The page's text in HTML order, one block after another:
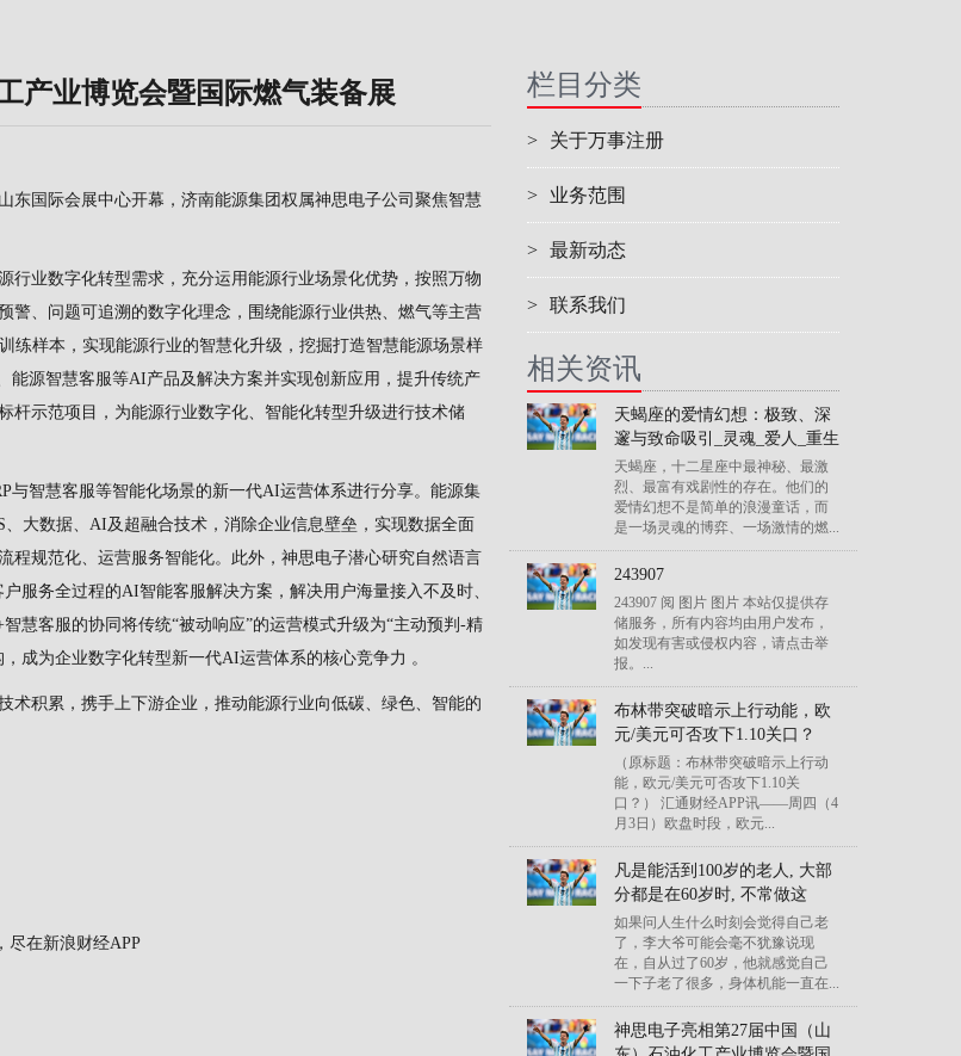
产业博览会暨国际燃气装备展
东国际会展中心开幕，济南能源集团权属神思电子公司聚焦智慧
业数字化转型需求，充分运用能源行业场景化优势，按照万物
警、问题可追溯的数字化理念，围绕能源行业供热、燃气等主营
练样本，实现能源行业的智慧化升级，挖掘打造智慧能源场景样
能源智慧客服等AI产品及解决方案并实现创新应用，提升传统产
杆示范项目，为能源行业数字化、智能化转型升级进行技术储
与智慧客服等智能化场景的新一代AI运营体系进行分享。能源集
大数据、AI及超融合技术，消除企业信息壁垒，实现数据全面
程规范化、运营服务智能化。此外，神思电子潜心研究自然语言
服务全过程的AI智能客服解决方案，解决用户海量接入不及时、
慧客服的协同将传统“被动响应”的运营模式升级为“主动预判-精
成为企业数字化转型新一代AI运营体系的核心竞争力 。
积累，携手上下游企业，推动能源行业向低碳、绿色、智能的
尽在新浪财经APP
栏目分类
> 关于万事注册
> 业务范围
> 最新动态
> 联系我们
相关资讯
天蝎座的爱情幻想：极致、深
邃与致命吸引_灵魂_爱人_重生
天蝎座，十二星座中最神秘、最激
烈、最富有戏剧性的存在。他们的
爱情幻想不是简单的浪漫童话，而
是一场灵魂的博弈、一场激情的燃...
243907
243907 阅 图片 图片 本站仅提供存
储服务，所有内容均由用户发布，
如发现有害或侵权内容，请点击举
报。...
布林带突破暗示上行动能，欧
元/美元可否攻下1.10关口？
（原标题：布林带突破暗示上行动
能，欧元/美元可否攻下1.10关
口？） 汇通财经APP讯——周四（4
月3日）欧盘时段，欧元...
凡是能活到100岁的老人, 大部
分都是在60岁时, 不常做这
如果问人生什么时刻会觉得自己老
了，李大爷可能会毫不犹豫说现
在，自从过了60岁，他就感觉自己
一下子老了很多，身体机能一直在...
神思电子亮相第27届中国（山